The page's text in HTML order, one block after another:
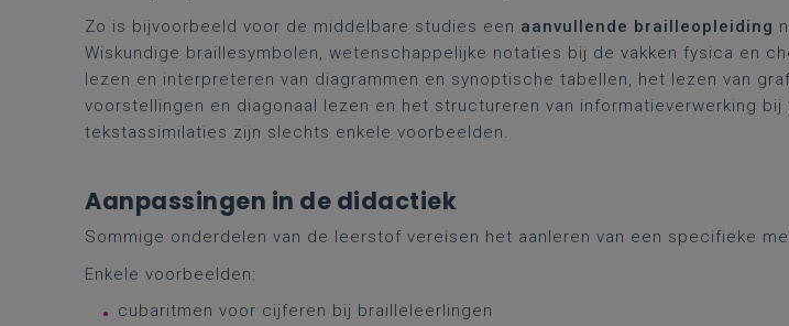
Zo is bijvoorbeeld voor de middelbare studies een aanvullende brailleopleiding
Wiskundige braillesymbolen, wetenschappelijke notaties bij de vakken fysica en
lezen en interpreteren van diagrammen en synoptische tabellen, het lezen van
voorstellingen en diagonaal lezen en het structureren van informatieverwerking bij
tekstassimilaties zijn slechts enkele voorbeelden.
Aanpassingen in de didactiek
Sommige onderdelen van de leerstof vereisen het aanleren van een specifieke
Enkele voorbeelden:
cubaritmen voor cijferen bij brailleleerlingen